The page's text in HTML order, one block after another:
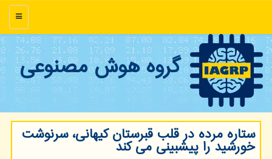
منو
گروه هوش مصنوعی
ستاره مرده در قلب قبرستان کیهانی، سرنوشت
خورشید را پیشبینی می کند